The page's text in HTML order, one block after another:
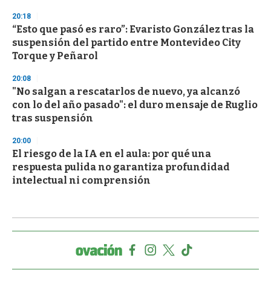
20:18
“Esto que pasó es raro”: Evaristo González tras la
suspensión del partido entre Montevideo City
Torque y Peñarol
20:08
"No salgan a rescatarlos de nuevo, ya alcanzó
con lo del año pasado": el duro mensaje de Ruglio
tras suspensión
20:00
El riesgo de la IA en el aula: por qué una
respuesta pulida no garantiza profundidad
intelectual ni comprensión